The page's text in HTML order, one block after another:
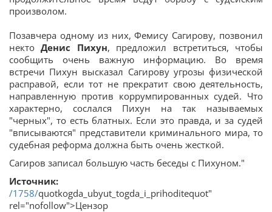
произволом.
Позавчера одному из них, Фемису Сагирову, позвонил
нектоДенис Пихун, предложил встретиться, чтобы
сообщить очень важную информацию. Во время
встречи Пихун высказал Сагирову угрозы физической
расправой, если тот не прекратит свою деятельность,
направленную против коррумпированных судей. Что
характерно, сослался Пихун на так называемых
"черных", то есть блатных. Если это правда, и за судей
"вписываются" представители криминального мира, то
судебная реформа должна быть очень жесткой.
Сагиров записал большую часть беседы с Пихуном."
Источник:
/1758/quotkogda_ubyut_togda_i_prihoditequot"
rel="nofollow">Цензор